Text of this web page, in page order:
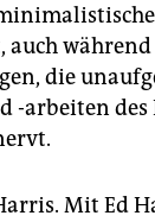
auch
die
-arbeiten
Mit Ed